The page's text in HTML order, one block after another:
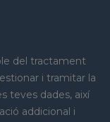
del tractament
i tramitar la
teves dades, així
addicional i